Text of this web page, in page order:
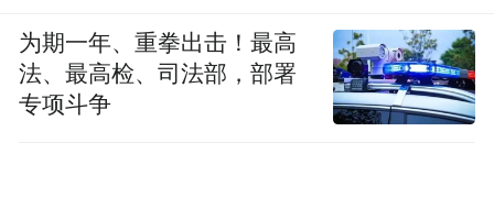
为期一年、重拳出击！最高
法、最高检、司法部，部署
专项斗争